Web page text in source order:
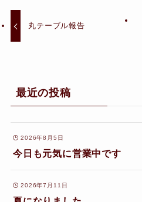
丸テーブル報告
最近の投稿
2026年8月5日
今日も元気に営業中です
2026年7月11日